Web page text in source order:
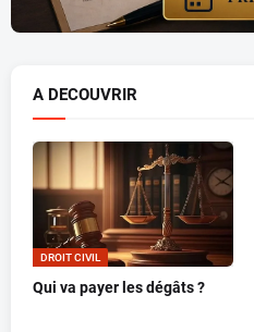
A DECOUVRIR
DROIT CIVIL
Qui va payer les dégâts ?